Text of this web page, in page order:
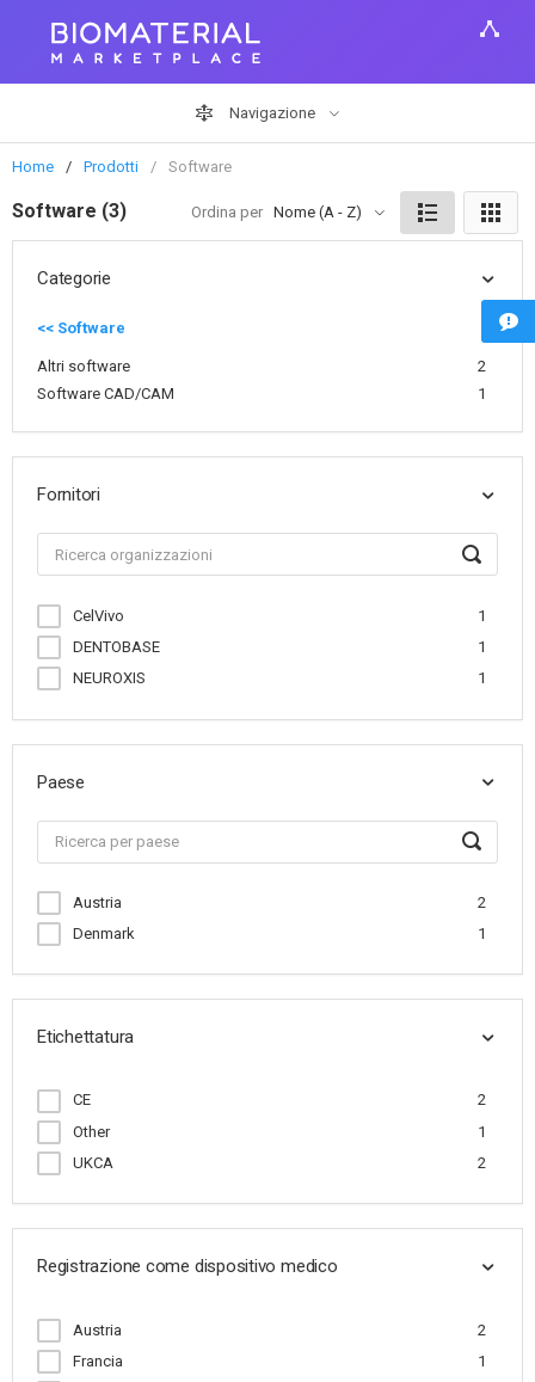
Navigazione
Home Prodotti Software
Software (3) Ordina per Nome (A - Z)
Categorie
<< Software
Altri software
2
Software CAD/CAM
1
Fornitori
CelVivo
1
DENTOBASE
1
NEUROXIS
1
Paese
Austria
2
Denmark
1
Etichettatura
CE
2
Other
1
UKCA
2
Registrazione come dispositivo medico
Austria
2
Francia
1